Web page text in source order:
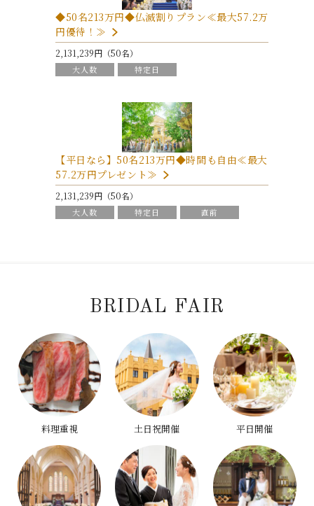
◆50名213万円◆仏滅割りプラン≪最大57.2万
円優待！≫
2,131,239円（50名）
大人数 特定日
【平日なら】50名213万円◆時間も自由≪最大
57.2万円プレゼント≫
2,131,239円（50名）
大人数 特定日 直前
BRIDAL FAIR
料理重視 土日祝開催 平日開催